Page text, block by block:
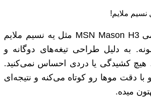
استفاده از شیائومی MSN Mason H3 مثل یه نسیم ملایم
به دلیل طراحی تیغه‌های دوگانه و
هیچ کشیدگی یا دردی احساس نمی‌کنید.
با دقت موها رو کوتاه می‌کنه و نتیجه‌ای
میده.